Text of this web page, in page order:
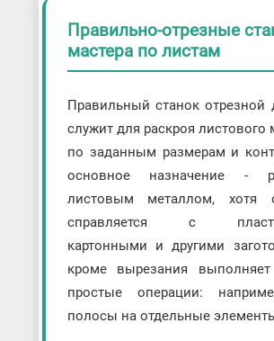
Правильно-отрезные
мастера по листам
Правильный станок отрезной
служит для раскроя листового
по заданным размерам и
основное назначение -
листовым металлом, хотя
справляется с
картонными и другими
кроме вырезания
простые операции:
полосы на отдельные